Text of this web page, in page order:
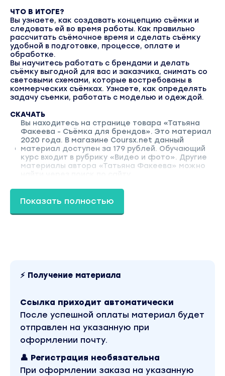
ЧТО В ИТОГЕ?
Вы узнаете, как создавать концепцию съёмки и
следовать ей во время работы. Как правильно
рассчитать съёмочное время и сделать съёмку
удобной в подготовке, процессе, оплате и
обработке.
Вы научитесь работать с брендами и делать
съёмку выгодной для вас и заказчика, снимать со
световыми схемами, которые востребованы в
коммерческих съёмках. Узнаете, как определять
задачу съемки, работать с моделью и одеждой.
СКАЧАТЬ
Вы находитесь на странице товара «Татьяна
Факеева - Съёмка для брендов». Это материал
2020 года. В магазине Coursx.net данный
материал доступен за 179 рублей. Обучающий
курс входит в рубрику «Видео и фото». Другие
материалы автора «Татьяна Факеева» можно
Показать полностью
⚡ Получение материала
Ссылка приходит автоматически
После успешной оплаты материал будет
отправлен на указанную при
оформлении почту.
👤 Регистрация необязательна
При оформлении заказа на указанную